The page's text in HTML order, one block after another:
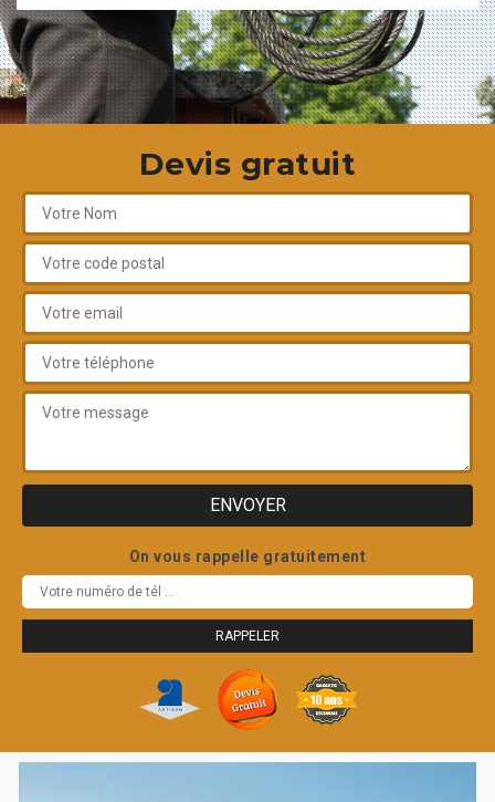
Devis gratuit
On vous rappelle gratuitement